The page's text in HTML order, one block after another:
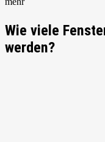
Wie viele
werden?